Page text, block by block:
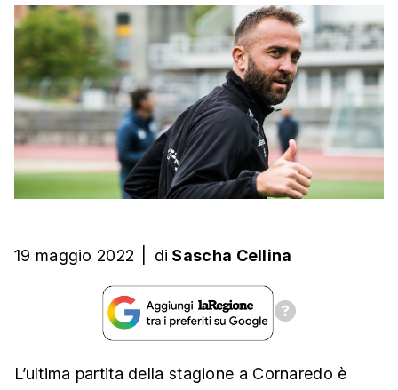
19 maggio 2022 di Sascha Cellina
L’ultima partita della stagione a Cornaredo è